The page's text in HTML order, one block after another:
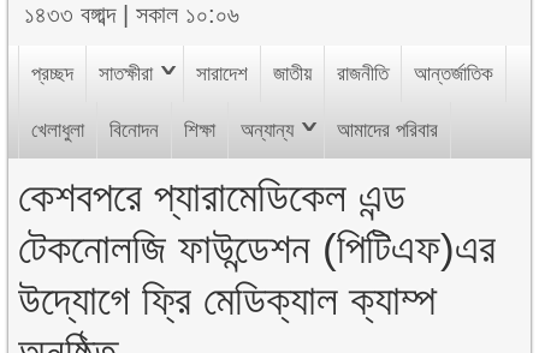
১৪৩৩ বঙ্গাব্দ|সকাল ১০:০৬
প্রচ্ছদ সাতক্ষীরা সারাদেশ জাতীয় রাজনীতি আন্তর্জাতিক
খেলাধুলা বিনোদন শিক্ষা অন্যান্য আমাদের পরিবার
কেশবপরে প্যারামেডিকেল এন্ড
টেকনোলজি ফাউন্ডেশন (পিটিএফ)এর
উদ্যোগে ফ্রি মেডিক্যাল ক্যাম্প